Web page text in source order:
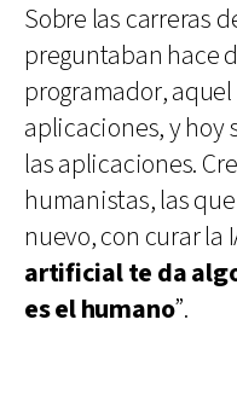
Sobre las carreras
preguntaban hace
programador,
aplicaciones, y hoy
las aplicaciones.
humanistas, las
nuevo, con curar la
artificial te da
es el humano”.